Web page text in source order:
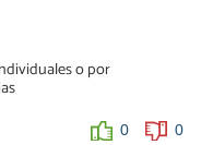
o por
0 0